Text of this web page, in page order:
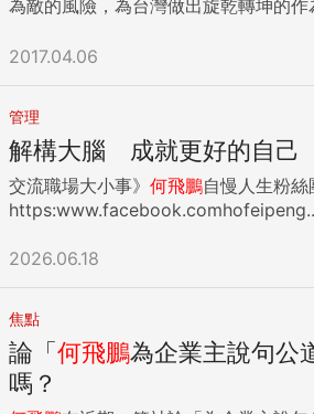
為敵的風險，為台灣做出旋乾轉坤的作
信，期待您在勇於任事、積極作為之時
輕放下，為未來留下無窮的後患。 我的尊敬和期待，指的都是
您大力推動的年金改革，這是台灣由來
財政喘不過氣來。過去台灣多少任總統
卻諱疾忌醫，不肯正式面對，直到您當
援的最後關鍵時刻，所幸您的勇敢，讓
任務，這讓我們對台灣的未來又燃起一線希望。 只
剛燃起的一絲希望，最近又蒙上了層層
本，改革後的實質所得替代率，平均仍
甚至還有高達近百分之八十。我們當
好，這樣衝擊最小、影響最輕、反彈
改會的版本，改革後的財務效果，公務
2017.04.06
管理
解構大腦 成就更好的自己
交流職場大小事》 何飛鵬自慢人生粉絲
2026.06.18
焦點
論「何飛鵬為企業主說句公
嗎？